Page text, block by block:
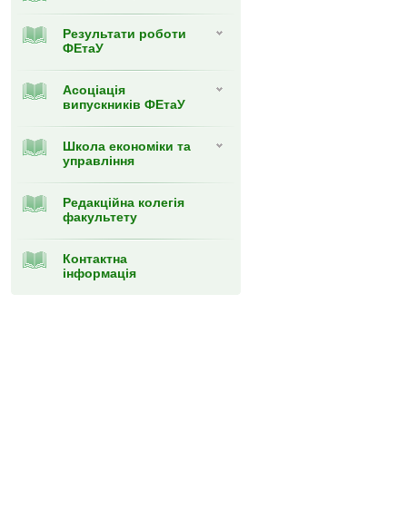
Результати роботи
ФЕтаУ
Асоціація
випускників ФЕтаУ
Школа економіки та
управління
Редакційна колегія
факультету
Контактна
інформація